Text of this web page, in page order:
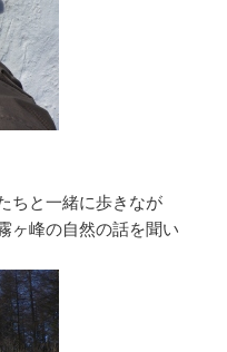
ちと一緒に歩きなが
ヶ峰の自然の話を聞い